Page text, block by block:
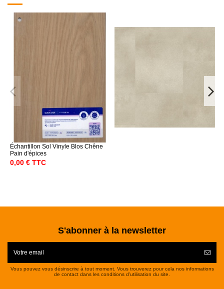
Échantillon Sol Vinyle Blos Chêne
Pain d'épices
0,00 € TTC
S'abonner à la newsletter
Vous pouvez vous désinscrire à tout moment. Vous trouverez pour cela nos informations
de contact dans les conditions d'utilisation du site.